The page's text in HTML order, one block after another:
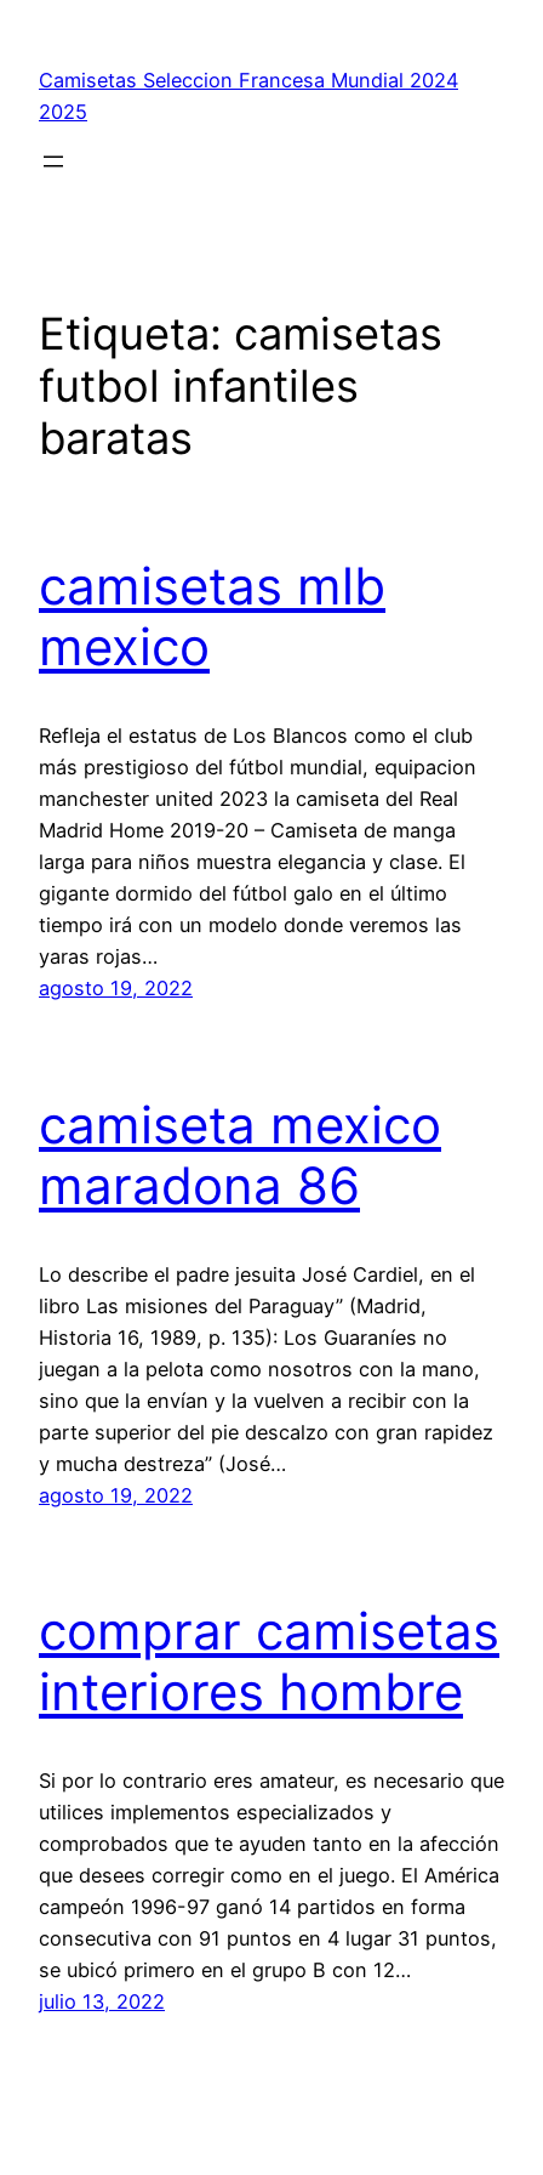
contenido
Camisetas Seleccion Francesa Mundial 2024
2025
Etiqueta: camisetas
futbol infantiles
baratas
camisetas mlb
mexico
Refleja el estatus de Los Blancos como el club
más prestigioso del fútbol mundial, equipacion
manchester united 2023 la camiseta del Real
Madrid Home 2019-20 – Camiseta de manga
larga para niños muestra elegancia y clase. El
gigante dormido del fútbol galo en el último
tiempo irá con un modelo donde veremos las
yaras rojas…
agosto 19, 2022
camiseta mexico
maradona 86
Lo describe el padre jesuita José Cardiel, en el
libro Las misiones del Paraguay” (Madrid,
Historia 16, 1989, p. 135): Los Guaraníes no
juegan a la pelota como nosotros con la mano,
sino que la envían y la vuelven a recibir con la
parte superior del pie descalzo con gran rapidez
y mucha destreza” (José…
agosto 19, 2022
comprar camisetas
interiores hombre
Si por lo contrario eres amateur, es necesario que
utilices implementos especializados y
comprobados que te ayuden tanto en la afección
que desees corregir como en el juego. El América
campeón 1996-97 ganó 14 partidos en forma
consecutiva con 91 puntos en 4 lugar 31 puntos,
se ubicó primero en el grupo B con 12…
julio 13, 2022